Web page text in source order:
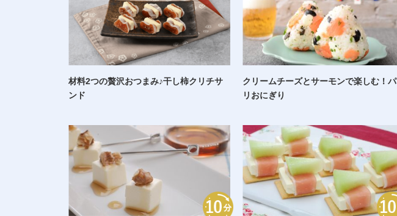
材料2つの贅沢おつまみ♪干し柿クリチサ
ンド
クリームチーズとサーモンで楽しむ！パ
リおにぎり